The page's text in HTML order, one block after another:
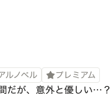
ルノベル プレミアム
だが、意外と優しい…？